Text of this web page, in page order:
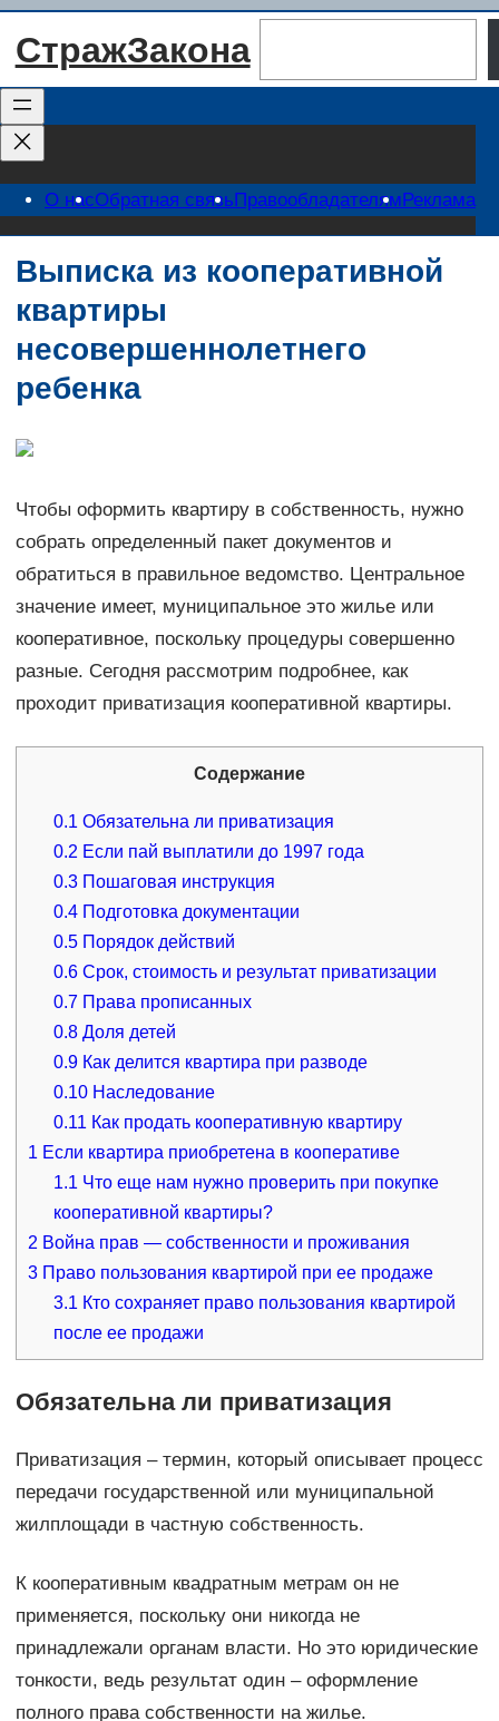
Перейти
СтражЗакона
О насОбратная связьПравообладателямРеклама
Выписка из кооперативной
квартиры
несовершеннолетнего
ребенка
Чтобы оформить квартиру в собственность, нужно
собрать определенный пакет документов и
обратиться в правильное ведомство. Центральное
значение имеет, муниципальное это жилье или
кооперативное, поскольку процедуры совершенно
разные. Сегодня рассмотрим подробнее, как
проходит приватизация кооперативной квартиры.
Содержание
0.1 Обязательна ли приватизация
0.2 Если пай выплатили до 1997 года
0.3 Пошаговая инструкция
0.4 Подготовка документации
0.5 Порядок действий
0.6 Срок, стоимость и результат приватизации
0.7 Права прописанных
0.8 Доля детей
0.9 Как делится квартира при разводе
0.10 Наследование
0.11 Как продать кооперативную квартиру
1 Если квартира приобретена в кооперативе
1.1 Что еще нам нужно проверить при покупке
кооперативной квартиры?
2 Война прав — собственности и проживания
3Право пользования квартирой при ее продаже
3.1 Кто сохраняет право пользования квартирой
после ее продажи
Обязательна ли приватизация
Приватизация – термин, который описывает процесс
передачи государственной или муниципальной
жилплощади в частную собственность.
К кооперативным квадратным метрам он не
применяется, поскольку они никогда не
принадлежали органам власти. Но это юридические
тонкости, ведь результат один – оформление
полного права собственности на жилье.